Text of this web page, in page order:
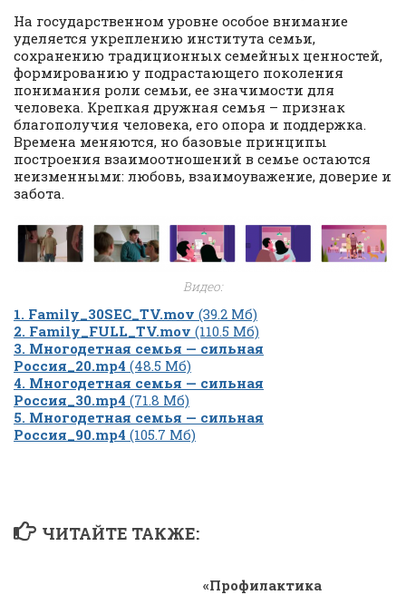
На государственном уровне особое внимание
уделяется укреплению института семьи,
сохранению традиционных семейных ценностей,
формированию у подрастающего поколения
понимания роли семьи, ее значимости для
человека. Крепкая дружная семья – признак
благополучия человека, его опора и поддержка.
Времена меняются, но базовые принципы
построения взаимоотношений в семье остаются
неизменными: любовь, взаимоуважение, доверие и
забота.
Видео:
1. Family_30SEC_TV.mov (39.2 Мб)
2. Family_FULL_TV.mov (110.5 Мб)
3. Многодетная семья — сильная
Россия_20.mp4 (48.5 Мб)
4. Многодетная семья — сильная
Россия_30.mp4 (71.8 Мб)
5. Многодетная семья — сильная
Россия_90.mp4 (105.7 Мб)
ЧИТАЙТЕ ТАКЖЕ:
«Профилактика